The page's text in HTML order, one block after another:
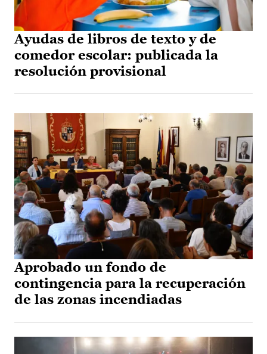
Ayudas de libros de texto y de
comedor escolar: publicada la
resolución provisional
Aprobado un fondo de
contingencia para la recuperación
de las zonas incendiadas